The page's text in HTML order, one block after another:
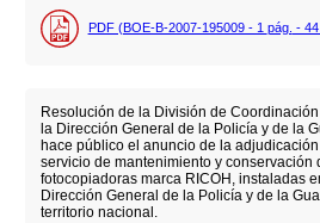
PDF (BOE-B-2007-195009 - 1 pág. - 44
Resolución de la División de
la Dirección General de la Policía y de la
hace público el anuncio de la adjudicación
servicio de mantenimiento y conservación
fotocopiadoras marca RICOH, instaladas
Dirección General de la Policía y de la
territorio nacional.